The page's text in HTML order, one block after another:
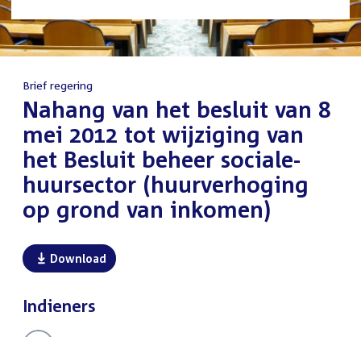
Brief regering
:Nahang van het besluit van 8
mei 2012 tot wijziging van
het Besluit beheer sociale-
huursector (huurverhoging
op grond van inkomen)
Download
Indieners